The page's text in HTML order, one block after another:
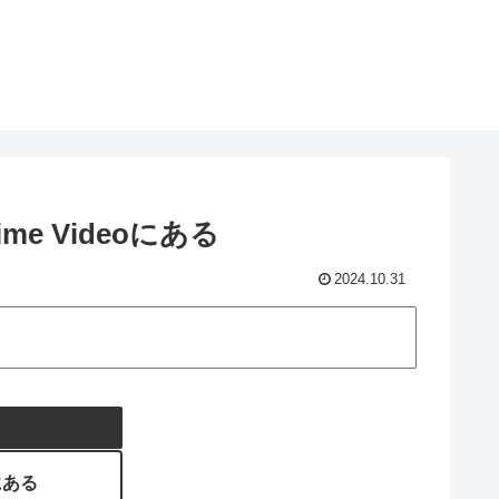
Videoにある
2024.10.31
る